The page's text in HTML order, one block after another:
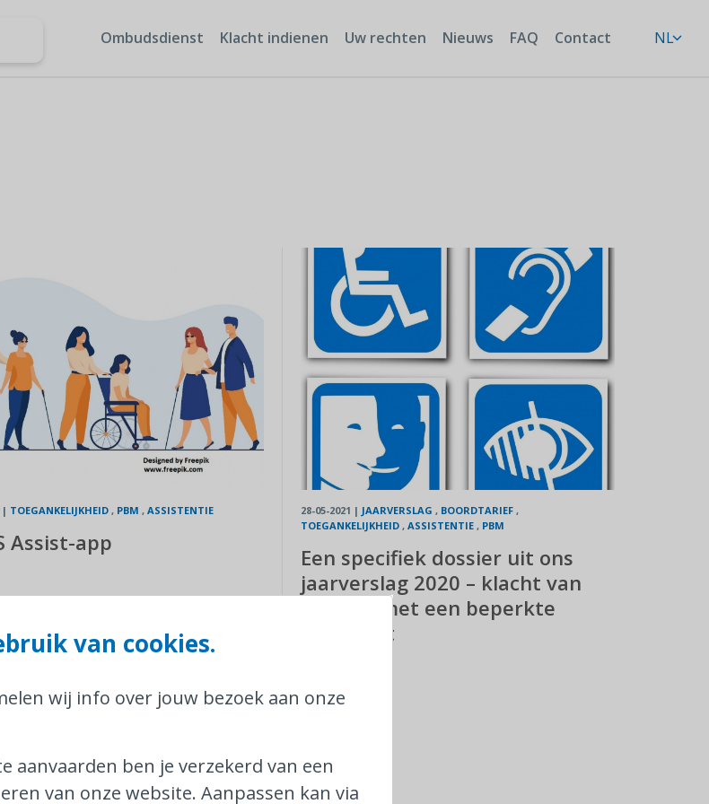
Ombudsdienst Klacht indienen Uw rechten Nieuws FAQ Contact NL
| TOEGANKELIJKHEID , PBM ,ASSISTENTIE
Assist-app
28-05-2021 | JAARVERSLAG , BOORDTARIEF,
TOEGANKELIJKHEID, ASSISTENTIE, PBM
Een specifiek dossier uit ons
jaarverslag 2020 – klacht van
reiziger met een beperkte
mobiliteit
van cookies.
wij info over jouw bezoek aan onze
aanvaarden ben je verzekerd van een
van onze website. Aanpassen kan via